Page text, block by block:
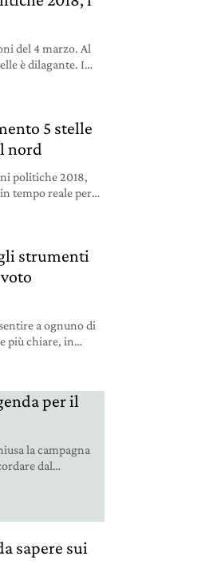
del 4 marzo. Al
è dilagante. I
5 stelle
nord
politiche 2018,
tempo reale per
strumenti
a ognuno di
più chiare, in
per il
la campagna
dal
condizionata
che
sapere sui